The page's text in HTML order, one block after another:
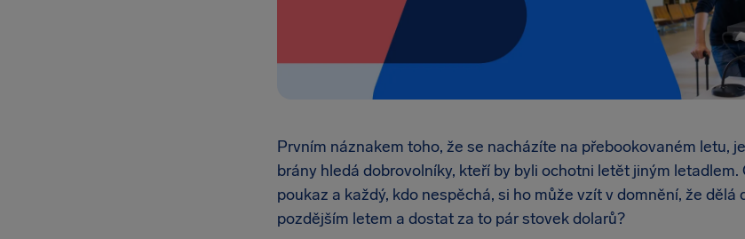
Prvním náznakem toho, že se nacházíte na přebookovaném letu,
brány hledá dobrovolníky, kteří by byli ochotni letět jiným
poukaz a každý, kdo nespěchá, si ho může vzít v domnění, že
pozdějším letem a dostat za to pár stovek dolarů?